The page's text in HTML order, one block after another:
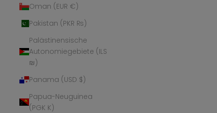
Oman (EUR €)
Pakistan (PKR ₨)
Palästinensische
Autonomiegebiete (ILS
₪)
Panama (USD $)
Papua-Neuguinea
(PGK K)